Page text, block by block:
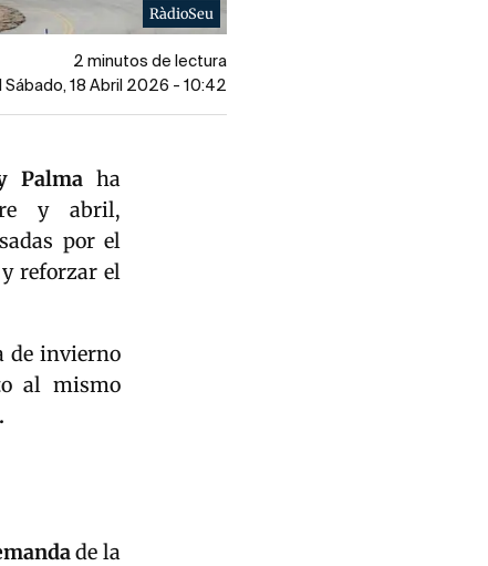
RàdioSeu
2 minutos de lectura
Sábado, 18 Abril 2026 - 10:42
Palmaha
y abril,
por el
y reforzar el
de invierno
al mismo
de la